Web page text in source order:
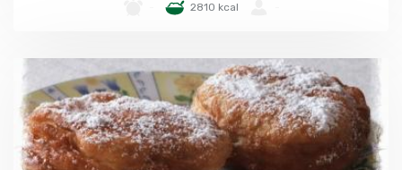
2810 kcal